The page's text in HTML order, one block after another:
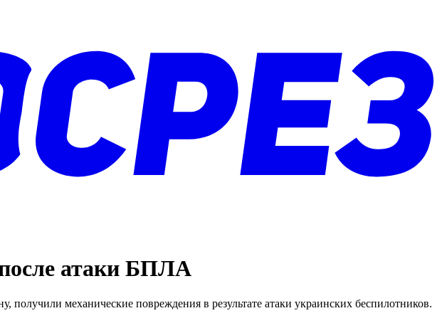
атаки БПЛА
механические повреждения в результате атаки украинских беспилотников.